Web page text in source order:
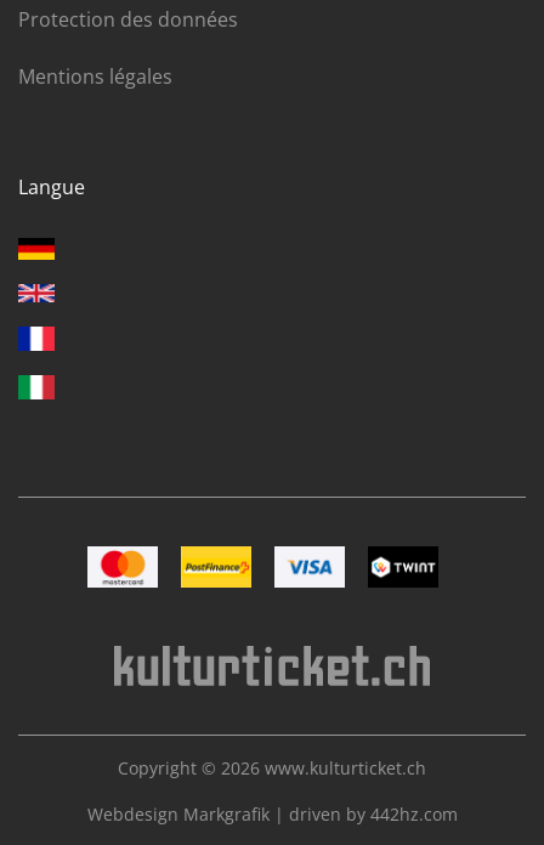
Protection des données
Mentions légales
Langue
Image MastercardImage Postfinance
Image VISAImage TWINT
Copyright © 2026 www.kulturticket.ch
Webdesign Markgrafik | driven by 442hz.com